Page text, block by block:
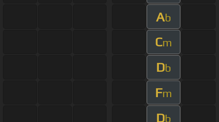
Ab
Cm
Db
Fm
Db